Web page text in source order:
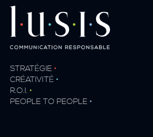
STRATÉGIE •
CRÉATIVITÉ •
R.O.I. •
PEOPLE TO PEOPLE •